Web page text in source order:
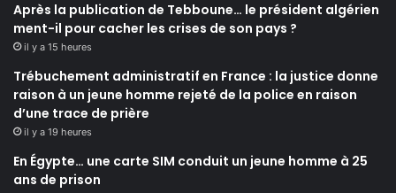
Après la publication de Tebboune… le président algérien
ment-il pour cacher les crises de son pays ?
il y a 15 heures
Trébuchement administratif en France : la justice donne
raison à un jeune homme rejeté de la police en raison
d’une trace de prière
il y a 19 heures
En Égypte… une carte SIM conduit un jeune homme à 25
ans de prison